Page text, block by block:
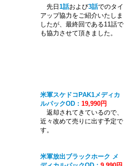
先日1話および3話でのタイ
アップ協力をご紹介いたしま
したが、最終回である11話で
も協力させて頂きました。
米軍スケドコPAK1メディカ
ルパックOD：19,990円
返却されてきているので、
近々改めて売りに出す予定で
す。
米軍放出ブラックホーク メ